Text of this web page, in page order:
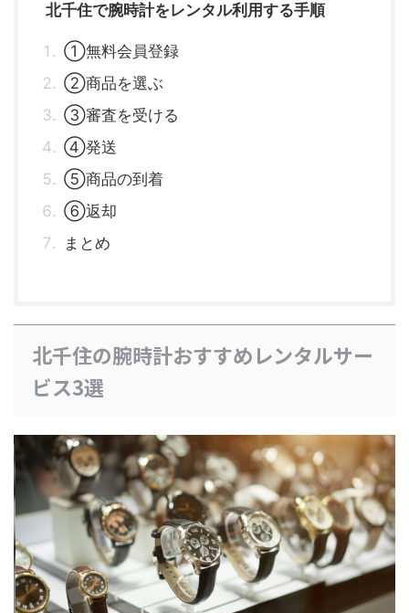
北千住で腕時計をレンタル利用する手順
①無料会員登録
②商品を選ぶ
③審査を受ける
④発送
⑤商品の到着
⑥返却
まとめ
北千住の腕時計おすすめレンタルサー
ビス3選